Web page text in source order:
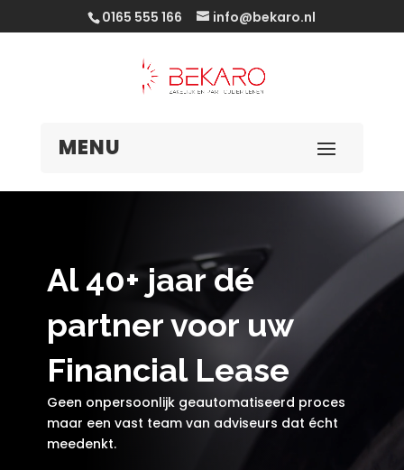
0165 555 166 info@bekaro.nl
Al 40+ jaar dé
partner voor uw
Financial Lease
Geen onpersoonlijk geautomatiseerd proces
maar een vast team van adviseurs dat écht
meedenkt.